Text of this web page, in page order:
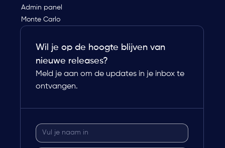
Admin panel
Monte Carlo
Wil je op de hoogte blijven van
nieuwe releases?
Meld je aan om de updates in je inbox te
ontvangen.